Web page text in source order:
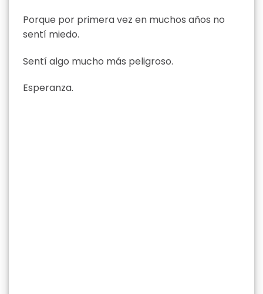
Porque por primera vez en muchos años no
sentí miedo.
Sentí algo mucho más peligroso.
Esperanza.